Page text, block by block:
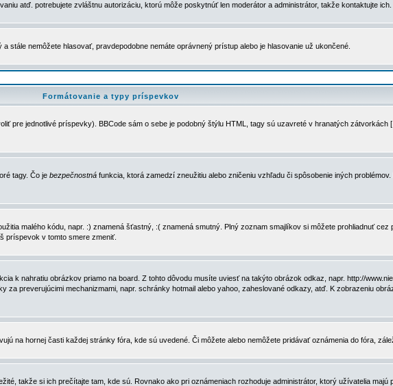
atď. potrebujete zvláštnu autorizáciu, ktorú môže poskytnúť len moderátor a administrátor, takže kontaktujte ich.
nemôžete hlasovať, pravdepodobne nemáte oprávnený prístup alebo je hlasovanie už ukončené.
Formátovanie a typy príspevkov
pre jednotlivé príspevky). BBCode sám o sebe je podobný štýlu HTML, tagy sú uzavreté v hranatých
tagy. Čo je bezpečnostná funkcia, ktorá zamedzí zneužitiu alebo zničeniu vzhľadu či spôsobenie iných
malého kódu, napr. :) znamená šťastný, :( znamená smutný. Plný zoznam smajlíkov si môžete prohliadnuť
príspevok v tomto smere zmeniť.
k nahratiu obrázkov priamo na board. Z tohto dôvodu musíte uviesť na takýto obrázok odkaz, napr. http://
preverujúcimi mechanizmami, napr. schránky hotmail alebo yahoo, zaheslované odkazy, atď. K zobrazeniu
na hornej časti každej stránky fóra, kde sú uvedené. Či môžete alebo nemôžete pridávať oznámenia do fóra,
takže si ich prečítajte tam, kde sú. Rovnako ako pri oznámeniach rozhoduje administrátor, ktorý užívatelia majú